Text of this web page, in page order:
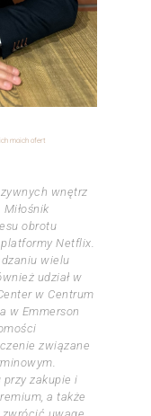
moich ofert
wnętrz
obrotu
Netflix.
wielu
udział w
w Centrum
w Emmerson
związane
zakupie i
a także